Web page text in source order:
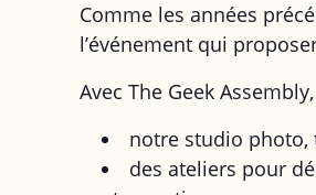
Comme les années
l’événement qui
Avec The Geek
notre studio photo,
des ateliers pour